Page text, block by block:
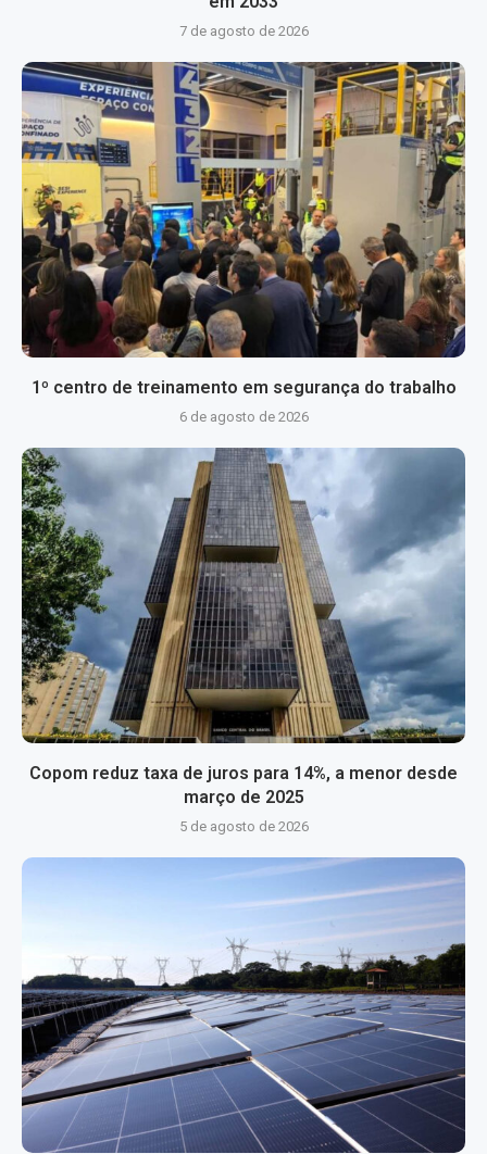
7 de agosto de 2026
1º centro de treinamento em segurança do trabalho
6 de agosto de 2026
Copom reduz taxa de juros para 14%, a menor desde
março de 2025
5 de agosto de 2026